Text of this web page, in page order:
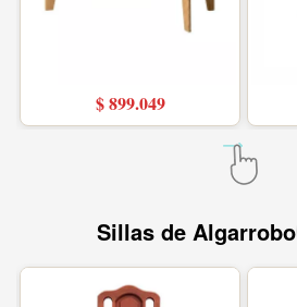
$ 899.049
Sillas de Algarrobo